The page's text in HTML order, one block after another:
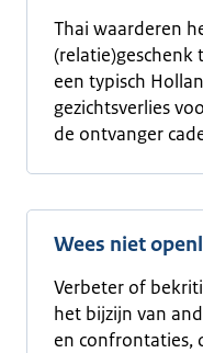
Thai waarderen
een typisch
gezichtsverlies
de ontvanger
Wees niet
Verbeter of
het bijzijn van
en confrontaties,